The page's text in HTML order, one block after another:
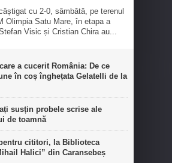
cu 2-0, sâmbătă, pe terenul
Olimpia Satu Mare, în etapa a
Visic și Cristian Chira au...
a cucerit România: De ce
în coș înghețata Gelatelli de la
susțin probele scrise ale
de toamnă
cititori, la Biblioteca
Halici” din Caransebeș